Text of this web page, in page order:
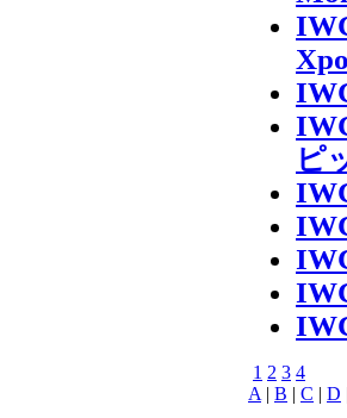
ピ
1 2 3 4
A | B | C | D